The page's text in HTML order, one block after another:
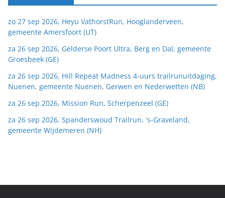
zo 27 sep 2026, Heyu VathorstRun, Hooglanderveen,
gemeente Amersfoort (UT)
za 26 sep 2026, Gelderse Poort Ultra, Berg en Dal, gemeente
Groesbeek (GE)
za 26 sep 2026, Hill Repeat Madness 4-uurs trailrunuitdaging,
Nuenen, gemeente Nuenen, Gerwen en Nederwetten (NB)
za 26 sep 2026, Mission Run, Scherpenzeel (GE)
za 26 sep 2026, Spanderswoud Trailrun, 's-Graveland,
gemeente Wijdemeren (NH)